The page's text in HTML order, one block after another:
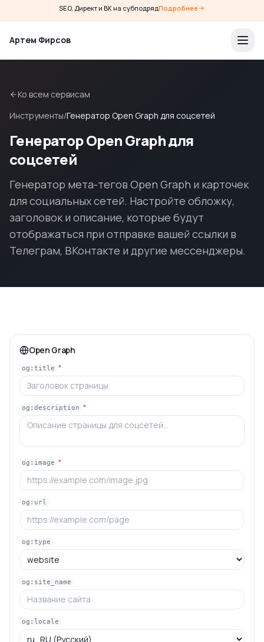
SEO, Директ и ВК на субподрядПодробнее
Артем Фирсов
Ко всем сервисам
Инструменты/Генератор Open Graph для соцсетей
Генератор Open Graph для
соцсетей
Генератор мета-тегов Open Graph и карточек
для социальных сетей. Настройте обложку,
заголовок и описание, которые будут
отображаться при отправке вашей ссылки в
Телеграм, ВКонтакте и другие мессенджеры.
Open Graph
og:title *
og:description *
og:image *
og:url
og:type
og:site_name
og:locale